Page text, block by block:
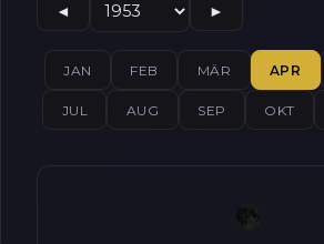
◄ ►
JAN FEB MÄR APR
JUL AUG SEP OKT